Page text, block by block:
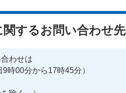
関するお問い合わせ先
わせは
時00分から17時45分）